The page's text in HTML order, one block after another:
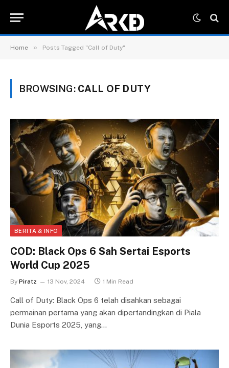
Home » Posts Tagged "Call of Duty"
BROWSING: CALL OF DUTY
BERITA & INFO
COD: Black Ops 6 Sah Sertai Esports
World Cup 2025
By Piratz 13 Nov, 2024 1 Min Read
Call of Duty: Black Ops 6 telah disahkan sebagai
permainan pertama yang akan dipertandingkan di Piala
Dunia Esports 2025, yang…